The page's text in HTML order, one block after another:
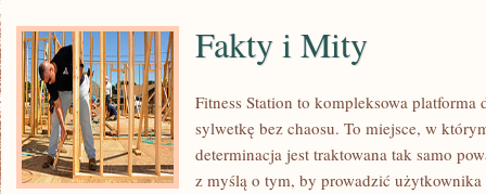
Fakty i Mity
Fitness Station to kompleksowa platforma
sylwetkę bez chaosu. To miejsce, w
determinacja jest traktowana tak samo
z myślą o tym, by prowadzić